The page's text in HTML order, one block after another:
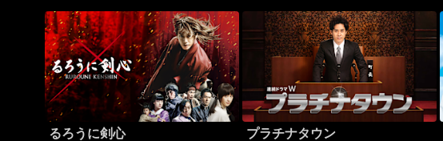
るろうに剣心 プラチナタウン